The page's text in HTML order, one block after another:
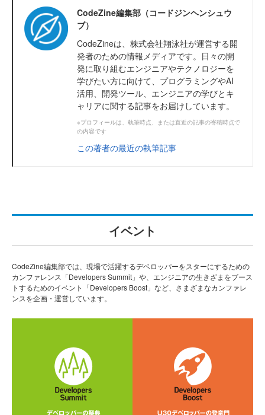
CodeZine編集部（コードジンヘンシュウ
ブ）
CodeZineは、株式会社翔泳社が運営する開
発者のための情報メディアです。日々の開
発に取り組むエンジニアやテクノロジーを
学びたい方に向けて、プログラミングやAI
活用、開発ツール、エンジニアの学びとキ
ャリアに関する記事をお届けしています。
※プロフィールは、執筆時点、または直近の記事の寄稿時点で
の内容です
この著者の最近の執筆記事
イベント
CodeZine編集部では、現場で活躍するデベロッパーをスターにするための
カンファレンス「Developers Summit」や、エンジニアの生きざまをブース
トするためのイベント「Developers Boost」など、さまざまなカンファレ
ンスを企画・運営しています。